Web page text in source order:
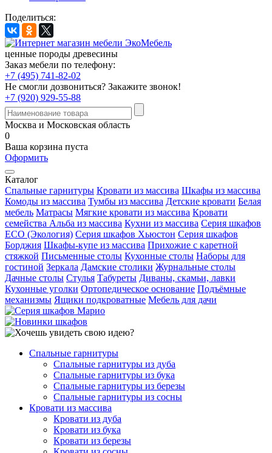
Поделиться:
ценные породы древесины
Заказ мебели по телефону:
+7 (495) 741-82-02
Не смогли дозвониться? Закажите звонок!
+7 (920) 929-55-88
Москва и Московская область
0
Ваша корзина пуста
Оформить
Каталог
Спальные гарнитуры Кровати из массива Шкафы из массива
Комоды из массива Тумбы из массива Детские кровати Белая
мебель Матрасы Мягкие кровати из массива Кровати
семейства Альба из массива Кухни из массива Серия шкафов
ECO (Экология) Серия шкафов Хьюстон Серия шкафов
Борджия Шкафы-купе из массива Прихожие с каретной
стяжкой Письменные столы Кухонные столы Наборы для
гостиной Зеркала Дамские столики Журнальные столы
Дачные столы Стулья Табуреты Диваны, скамьи, лавки
Кухонные уголки Ортопедическое основание Подъёмные
механизмы Ящики подкроватные Мебель для дачи
Спальные гарнитуры
Спальные гарнитуры из дуба
Спальные гарнитуры из бука
Спальные гарнитуры из березы
Спальные гарнитуры из сосны
Кровати из массива
Кровати из дуба
Кровати из бука
Кровати из березы